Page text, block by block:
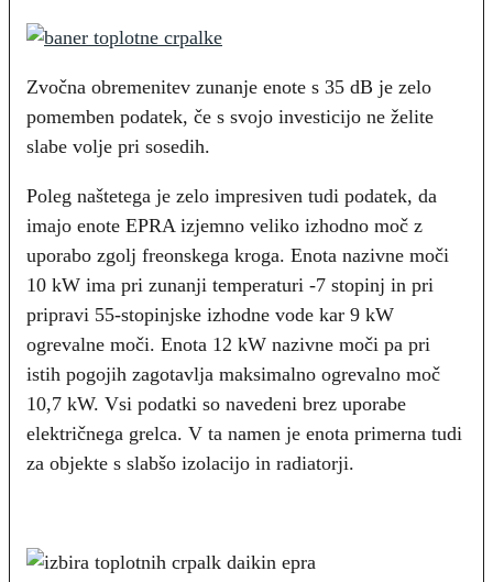
Zvočna obremenitev zunanje enote s 35 dB je zelo
pomemben podatek, če s svojo investicijo ne želite
slabe volje pri sosedih.
Poleg naštetega je zelo impresiven tudi podatek, da
imajo enote EPRA izjemno veliko izhodno moč z
uporabo zgolj freonskega kroga. Enota nazivne moči
10 kW ima pri zunanji temperaturi -7 stopinj in pri
pripravi 55-stopinjske izhodne vode kar 9 kW
ogrevalne moči. Enota 12 kW nazivne moči pa pri
istih pogojih zagotavlja maksimalno ogrevalno moč
10,7 kW. Vsi podatki so navedeni brez uporabe
električnega grelca. V ta namen je enota primerna tudi
za objekte s slabšo izolacijo in radiatorji.